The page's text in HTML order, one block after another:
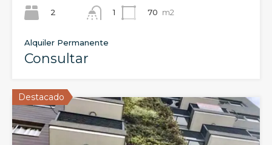
2
1
70 m2
Alquiler Permanente
Consultar
Destacado